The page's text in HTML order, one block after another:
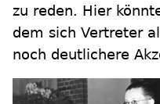
zu reden. Hier
dem sich Vertreter
noch deutlichere